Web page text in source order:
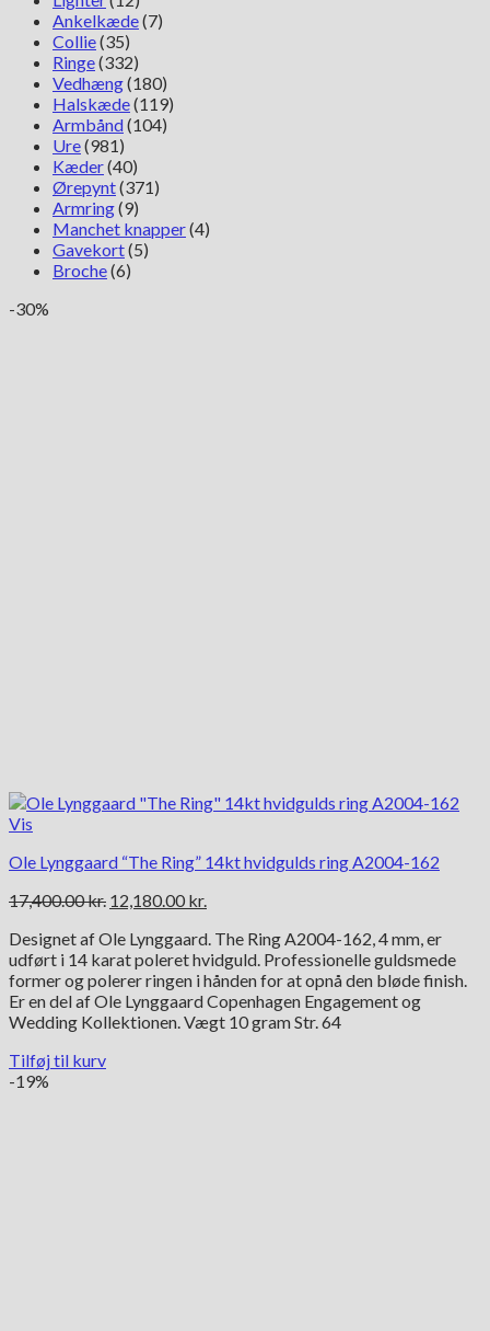
Ankelkæde(7)
Collie(35)
Ringe(332)
Vedhæng(180)
Halskæde(119)
Armbånd(104)
Ure(981)
Kæder(40)
Ørepynt(371)
Armring(9)
Manchet knapper(4)
Gavekort(5)
Broche(6)
-30%
Vis
Ole Lynggaard “The Ring” 14kt hvidgulds ring A2004-162
17,400.00kr. Den
pris
var:
17,400.00 kr..
12,180.00 kr.
pris
er:
12,180.00 kr..
Designet af Ole Lynggaard. The Ring A2004-162, 4 mm, er
udført i 14 karat poleret hvidguld. Professionelle guldsmede
former og polerer ringen i hånden for at opnå den bløde finish.
Er en del af Ole Lynggaard Copenhagen Engagement og
Wedding Kollektionen. Vægt 10 gram Str. 64
Tilføj til kurv
-19%